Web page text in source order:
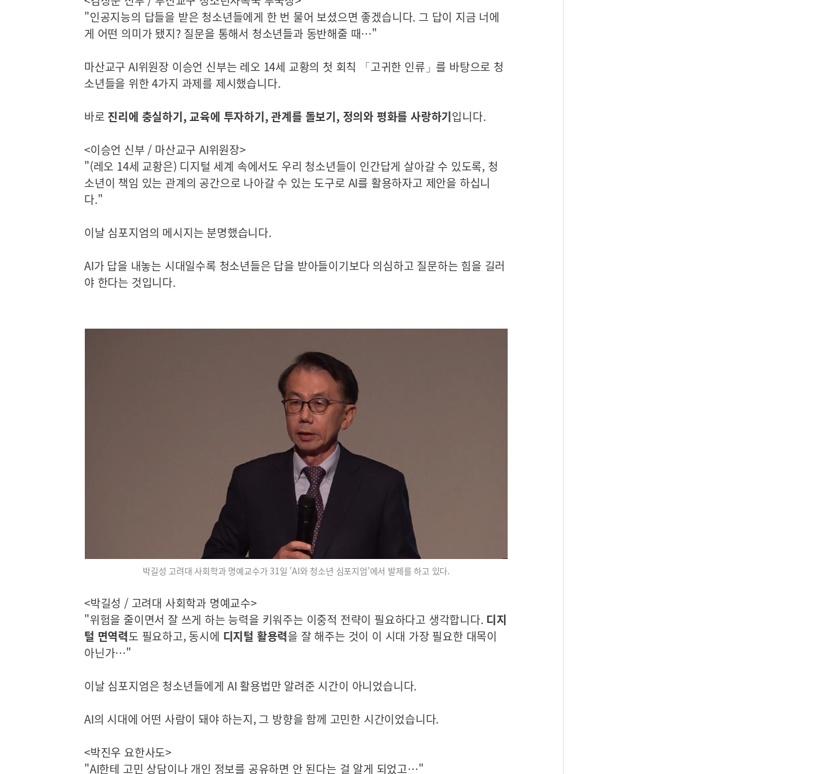
"인공지능의 답들을 받은 청소년들에게 한 번 물어 보셨으면 좋겠습니다. 그 답이 지금 너에
게 어떤 의미가 됐지? 질문을 통해서 청소년들과 동반해줄 때…"
마산교구 AI위원장 이승언 신부는 레오 14세 교황의 첫 회칙 「고귀한 인류」를 바탕으로 청
소년들을 위한 4가지 과제를 제시했습니다.
바로 진리에 충실하기, 교육에 투자하기, 관계를 돌보기, 정의와 평화를 사랑하기입니다.
<이승언 신부 / 마산교구 AI위원장>
"(레오 14세 교황은) 디지털 세계 속에서도 우리 청소년들이 인간답게 살아갈 수 있도록, 청
소년이 책임 있는 관계의 공간으로 나아갈 수 있는 도구로 AI를 활용하자고 제안을 하십니
다."
이날 심포지엄의 메시지는 분명했습니다.
AI가 답을 내놓는 시대일수록 청소년들은 답을 받아들이기보다 의심하고 질문하는 힘을 길러
야 한다는 것입니다.
박길성 고려대 사회학과 명예교수가 31일 'AI와 청소년 심포지엄'에서 발제를 하고 있다.
<박길성 / 고려대 사회학과 명예교수>
"위험을 줄이면서 잘 쓰게 하는 능력을 키워주는 이중적 전략이 필요하다고 생각합니다. 디지
털 면역력도 필요하고, 동시에 디지털 활용력을 잘 해주는 것이 이 시대 가장 필요한 대목이
아닌가…"
이날 심포지엄은 청소년들에게 AI 활용법만 알려준 시간이 아니었습니다.
AI의 시대에 어떤 사람이 돼야 하는지, 그 방향을 함께 고민한 시간이었습니다.
<박진우 요한사도>
"AI한테 고민 상담이나 개인 정보를 공유하면 안 된다는 걸 알게 되었고…"